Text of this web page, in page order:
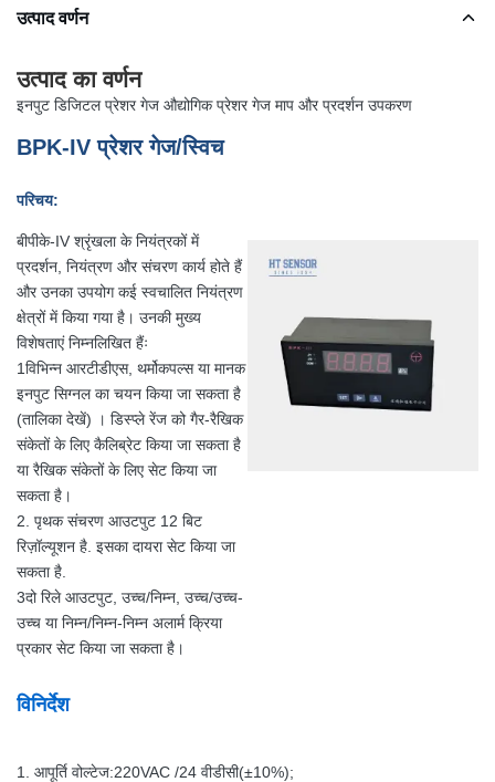
उत्पाद वर्णन
उत्पाद का वर्णन
इनपुट डिजिटल प्रेशर गेज औद्योगिक प्रेशर गेज माप और प्रदर्शन उपकरण
BPK-IV प्रेशर गेज/स्विच
परिचय:
बीपीके-IV श्रृंखला के नियंत्रकों में
प्रदर्शन, नियंत्रण और संचरण कार्य होते हैं
और उनका उपयोग कई स्वचालित नियंत्रण
क्षेत्रों में किया गया है। उनकी मुख्य
विशेषताएं निम्नलिखित हैंः
1विभिन्न आरटीडीएस, थर्मोकपल्स या मानक
इनपुट सिग्नल का चयन किया जा सकता है
(तालिका देखें) । डिस्प्ले रेंज को गैर-रैखिक
संकेतों के लिए कैलिब्रेट किया जा सकता है
या रैखिक संकेतों के लिए सेट किया जा
सकता है।
2. पृथक संचरण आउटपुट 12 बिट
रिज़ॉल्यूशन है. इसका दायरा सेट किया जा
सकता है.
3दो रिले आउटपुट, उच्च/निम्न, उच्च/उच्च-
उच्च या निम्न/निम्न-निम्न अलार्म क्रिया
प्रकार सेट किया जा सकता है।
विनिर्देश
1. आपूर्ति वोल्टेज:220VAC /24 वीडीसी(±10%);